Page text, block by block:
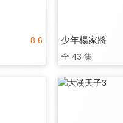
8.6 少年楊家將
全 43 集